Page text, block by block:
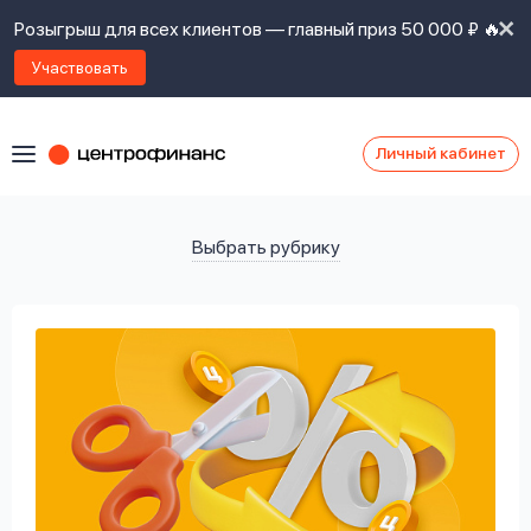
Розыгрыш для всех клиентов — главный приз 50 000 ₽ 🔥
Участвовать
Личный кабинет
предоставления
займов
политикой
сайта,
даю
согласие
на
обработку
личных